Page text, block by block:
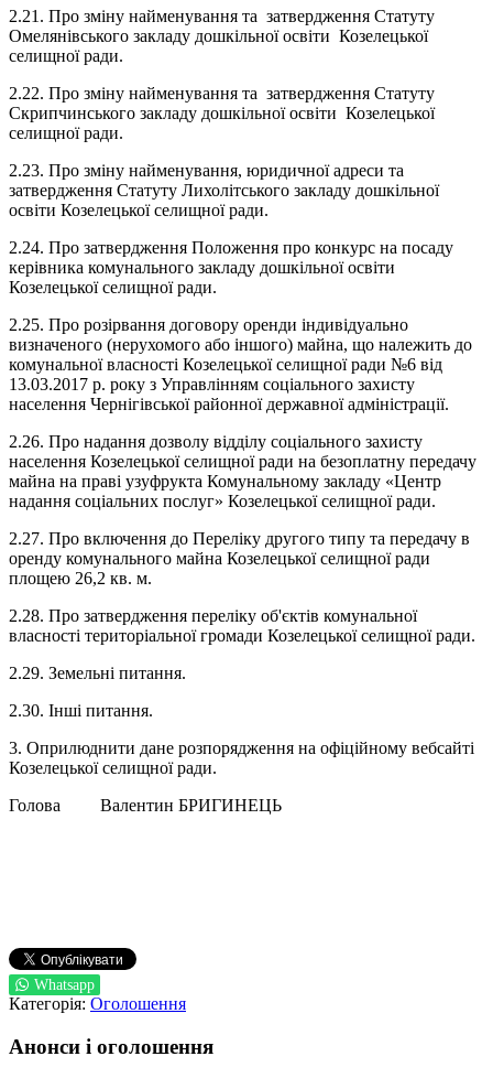
2.21. Про зміну найменування та затвердження Статуту
Омелянівського закладу дошкільної освіти Козелецької
селищної ради.
2.22. Про зміну найменування та затвердження Статуту
Скрипчинського закладу дошкільної освіти Козелецької
селищної ради.
2.23. Про зміну найменування, юридичної адреси та
затвердження Статуту Лихолітського закладу дошкільної
освіти Козелецької селищної ради.
2.24. Про затвердження Положення про конкурс на посаду
керівника комунального закладу дошкільної освіти
Козелецької селищної ради.
2.25. Про розірвання договору оренди індивідуально
визначеного (нерухомого або іншого) майна, що належить до
комунальної власності Козелецької селищної ради №6 від
13.03.2017 р. року з Управлінням соціального захисту
населення Чернігівської районної державної адміністрації.
2.26. Про надання дозволу відділу соціального захисту
населення Козелецької селищної ради на безоплатну передачу
майна на праві узуфрукта Комунальному закладу «Центр
надання соціальних послуг» Козелецької селищної ради.
2.27. Про включення до Переліку другого типу та передачу в
оренду комунального майна Козелецької селищної ради
площею 26,2 кв. м.
2.28. Про затвердження переліку об'єктів комунальної
власності територіальної громади Козелецької селищної ради.
2.29. Земельні питання.
2.30. Інші питання.
3. Оприлюднити дане розпорядження на офіційному вебсайті
Козелецької селищної ради.
Голова Валентин БРИГИНЕЦЬ
Whatsapp
Категорія: Оголошення
Анонси і оголошення